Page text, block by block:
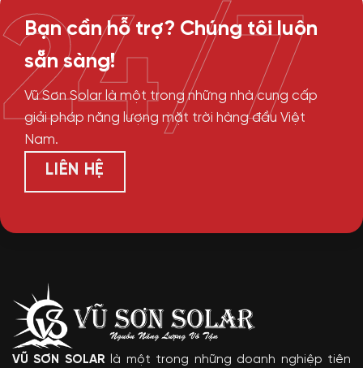
Bạn cần hỗ trợ? Chúng tôi luôn
sẵn sàng!
Vũ Sơn Solar là một trong những nhà cung cấp
giải pháp năng lượng mặt trời hàng đầu Việt
Nam.
LIÊN HỆ
24/7
VŨ SƠN SOLAR là một trong những doanh nghiệp tiên